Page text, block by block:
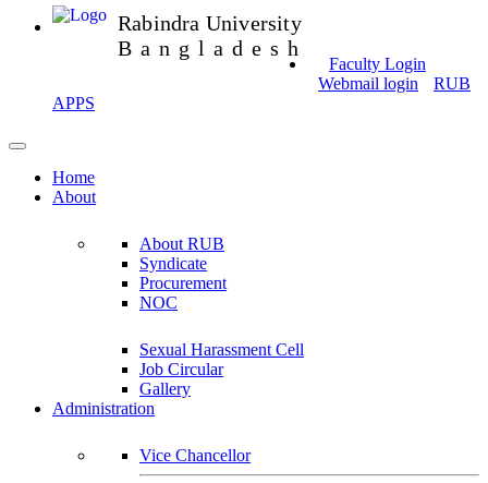
Rabindra University
Bangladesh
Faculty Login
Webmail login
RUB
APPS
Home
About
About RUB
Syndicate
Procurement
NOC
Sexual Harassment Cell
Job Circular
Gallery
Administration
Vice Chancellor